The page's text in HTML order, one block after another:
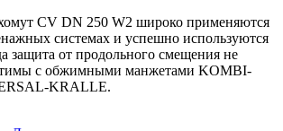
CV DN 250 W2 широко применяются
системах и успешно используются
защита от продольного смещения не
с обжимными манжетами KOMBI-
KRALLE.